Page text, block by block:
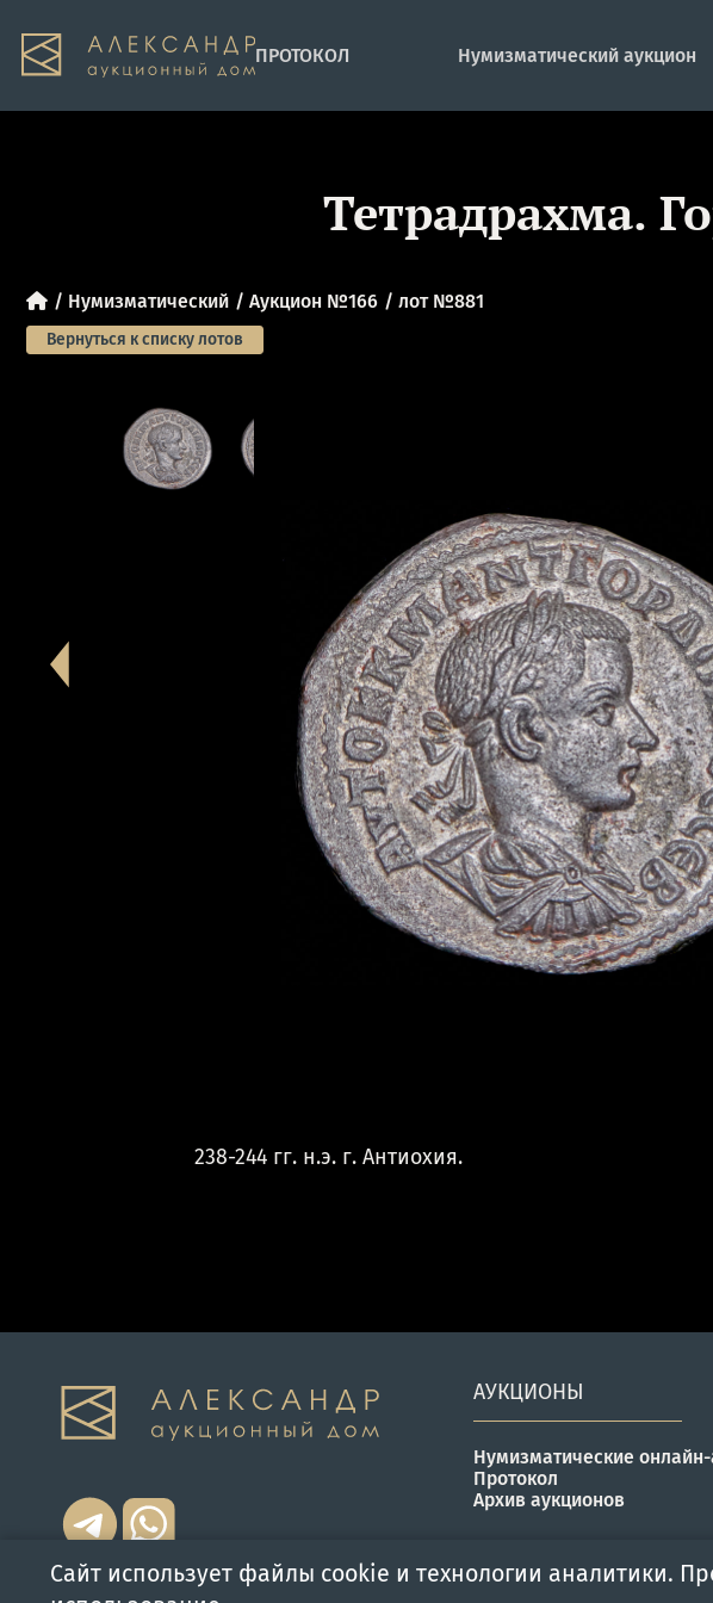
ПРОТОКОЛ Нумизматический аукцион
Тетрадрахма.
Нумизматический Аукцион №166 лот №881
Вернуться к списку лотов
238-244 гг. н.э. г. Антиохия.
АУКЦИОНЫ
Нумизматические
Протокол
Архив аукционов
Сайт использует файлы cookie и технологии аналитики.